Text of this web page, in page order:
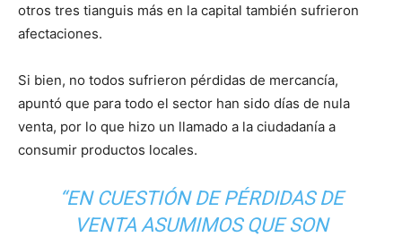
otros tres tianguis más en la capital también sufrieron
afectaciones.
Si bien, no todos sufrieron pérdidas de mercancía,
apuntó que para todo el sector han sido días de nula
venta, por lo que hizo un llamado a la ciudadanía a
consumir productos locales.
“EN CUESTIÓN DE PÉRDIDAS DE
VENTA ASUMIMOS QUE SON